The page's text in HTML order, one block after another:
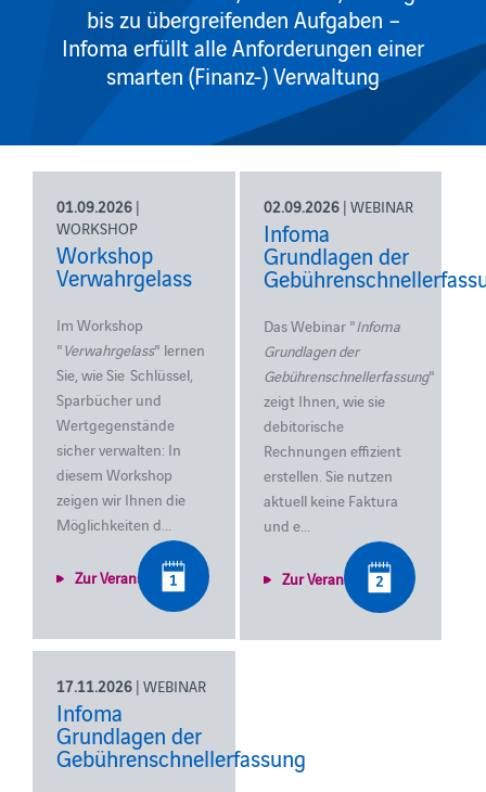
bis zu übergreifenden Aufgaben –
Infoma erfüllt alle Anforderungen einer
smarten (Finanz-) Verwaltung
01.09.2026 |
WORKSHOP
Workshop
Verwahrgelass
Im Workshop
"Verwahrgelass" lernen
Sie, wie SieSchlüssel,
Sparbücher und
Wertgegenstände
sicher verwalten: In
diesem Workshop
zeigen wir Ihnen die
Möglichkeiten d...
Zur Veranstaltung
02.09.2026| WEBINAR
Infoma
Grundlagen der
Das Webinar "Infoma
Grundlagen der
Gebührenschnellerfassung"
zeigt Ihnen, wie sie
debitorische
Rechnungen effizient
erstellen. Sie nutzen
aktuell keine Faktura
und e...
Zur Veranstaltung
17.11.2026 | WEBINAR
Infoma
Grundlagen der
Gebührenschnellerfassung